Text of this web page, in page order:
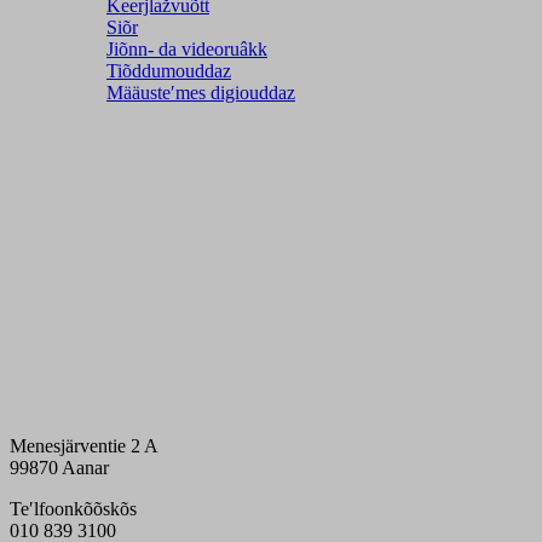
Ǩeerjlažvuõtt
Siõr
Jiõnn- da videoruâkk
Tiõddumouddaz
Määusteʹmes digiouddaz
Menesjärventie 2 A
99870 Aanar
Teʹlfoonkõõskõs
010 839 3100